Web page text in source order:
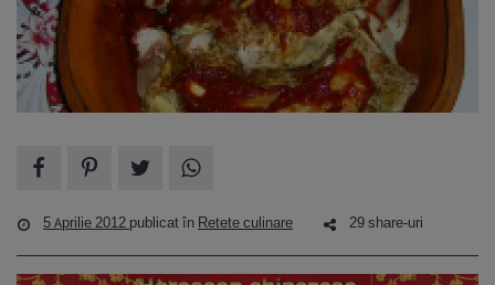
5 Aprilie 2012 publicat în Retete culinare 29 share-uri